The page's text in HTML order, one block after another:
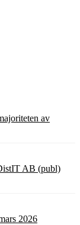
av
AB (publ)
2026